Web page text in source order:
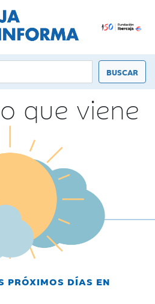
que viene
PRÓXIMOS DÍAS EN